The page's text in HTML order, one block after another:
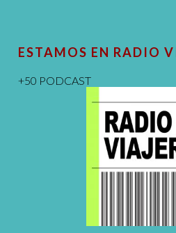
ESTAMOS EN RADIO
+50 PODCAST